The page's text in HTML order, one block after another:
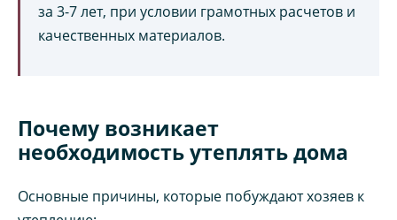
за 3-7 лет, при условии грамотных расчетов и
качественных материалов.
Почему возникает
необходимость утеплять дома
Основные причины, которые побуждают хозяев к